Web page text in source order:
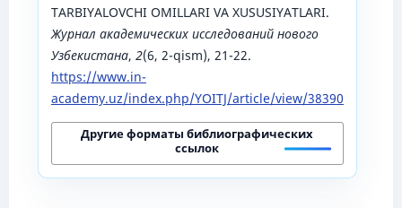
TARBIYALOVCHI OMILLARI VA XUSUSIYATLARI.
Журнал академических исследований нового
Узбекистана, 2(6, 2-qism), 21-22.
https://www.in-
academy.uz/index.php/YOITJ/article/view/38390
Другие форматы библиографических
ссылок